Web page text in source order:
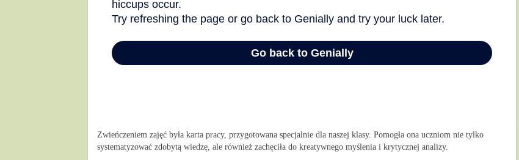
Zwieńczeniem zajęć była karta pracy, przygotowana specjalnie dla naszej klasy. Pomogła ona uczniom nie tylko
systematyzować zdobytą wiedzę, ale również zachęciła do kreatywnego myślenia i krytycznej analizy.